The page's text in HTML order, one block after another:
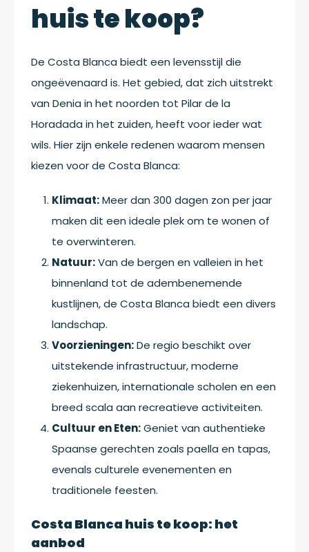
huis te koop?
De Costa Blanca biedt een levensstijl die
ongeëvenaard is. Het gebied, dat zich uitstrekt
van Denia in het noorden tot Pilar de la
Horadada in het zuiden, heeft voor ieder wat
wils. Hier zijn enkele redenen waarom mensen
kiezen voor de Costa Blanca:
Klimaat:Meer dan 300 dagen zon per jaar
maken dit een ideale plek om te wonen of
te overwinteren.
Natuur:Van de bergen en valleien in het
binnenland tot de adembenemende
kustlijnen, de Costa Blanca biedt een divers
landschap.
Voorzieningen:De regio beschikt over
uitstekende infrastructuur, moderne
ziekenhuizen, internationale scholen en een
breed scala aan recreatieve activiteiten.
Cultuur en Eten:Geniet van authentieke
Spaanse gerechten zoals paella en tapas,
evenals culturele evenementen en
traditionele feesten.
Costa Blanca huis te koop: het
aanbod